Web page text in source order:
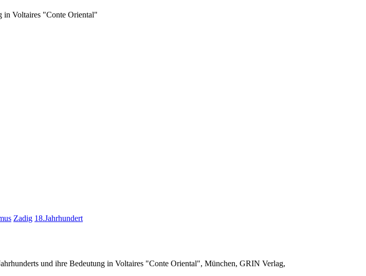
in Voltaires "Conte Oriental"
Zadig 18.Jahrhundert
und ihre Bedeutung in Voltaires "Conte Oriental", München, GRIN Verlag,